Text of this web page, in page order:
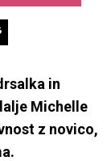
in
Michelle
z novico,